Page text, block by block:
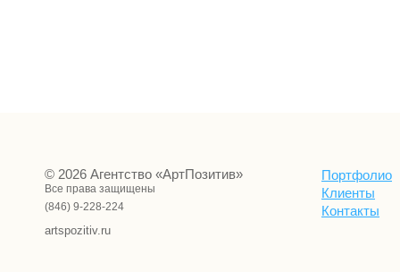
© 2026 Агентство «АртПозитив»
Все права защищены
(846) 9-228-224
artspozitiv.ru
Портфолио
Клиенты
Контакты